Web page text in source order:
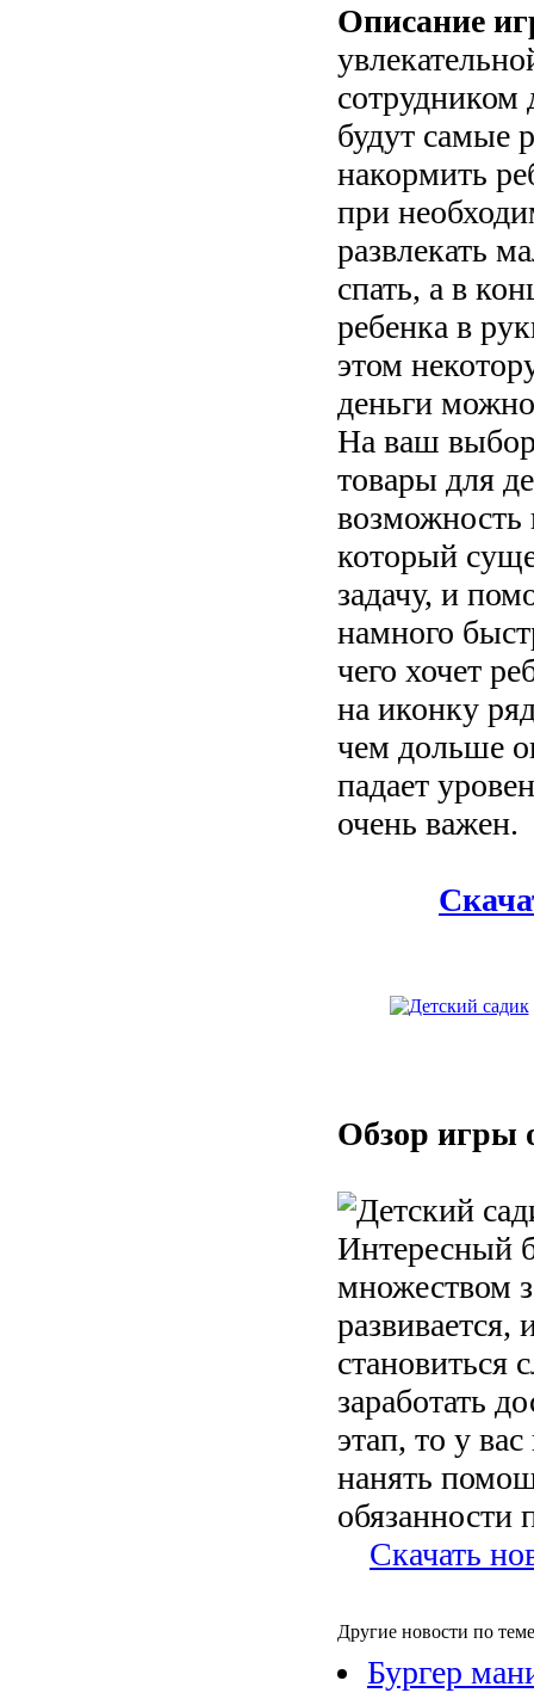
Описание
сотрудником
будут самые
накормить
при
развлекать
спать, а в
ребенка в
этом
деньги
На ваш
товары для
который
задачу, и
намного
чего хочет
на иконку
чем дольше
падает
очень важен.
Обзор игры
Интересный
множеством
становиться
заработать
этап, то у
нанять
обязанности
Скачать
Другие новости по
Бургер